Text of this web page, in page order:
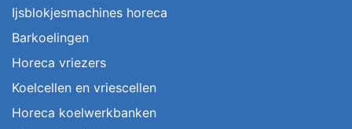
Ijsblokjesmachines horeca
Barkoelingen
Horeca vriezers
Koelcellen en vriescellen
Horeca koelwerkbanken